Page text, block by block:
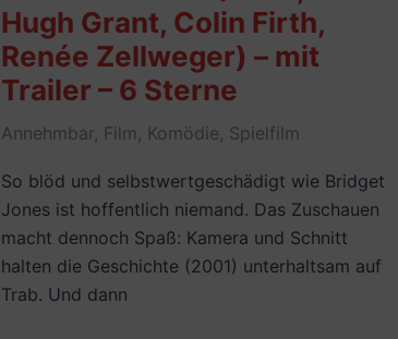
Tag
der
toten
Ente
(2002,
Hugh
Grant)
–
mit
Trailer
Hugh Grant, Colin Firth,
Renée Zellweger) – mit
Trailer – 6 Sterne
Annehmbar, Film , Komödie, Spielfilm
So blöd und selbstwertgeschädigt wie Bridget
Jones ist hoffentlich niemand. Das Zuschauen
macht dennoch Spaß: Kamera und Schnitt
halten die Geschichte (2001) unterhaltsam auf
Trab. Und dann